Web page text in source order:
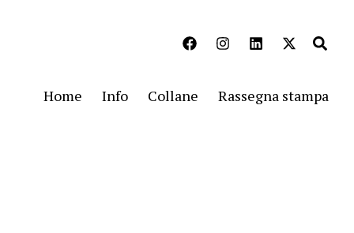
Home Info Collane Rassegna stampa